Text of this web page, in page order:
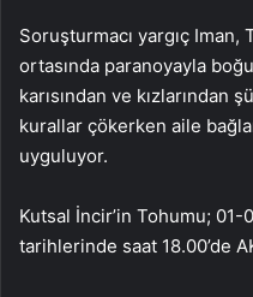
Soruşturmacı yargıç Iman,
ortasında paranoyayla
karısından ve kızlarından
kurallar çökerken aile
uyguluyor.
Kutsal İncir’in Tohumu;
tarihlerinde saat 18.00’de